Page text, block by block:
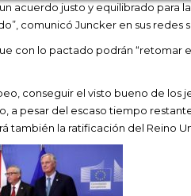
un acuerdo justo y equilibrado para
comunicó Juncker en sus redes
con lo pactado podrán “retomar
conseguir el visto bueno de los
a pesar del escaso tiempo
también la ratificación del Reino